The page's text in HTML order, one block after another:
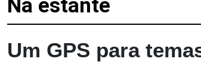
Na estante
Um GPS para